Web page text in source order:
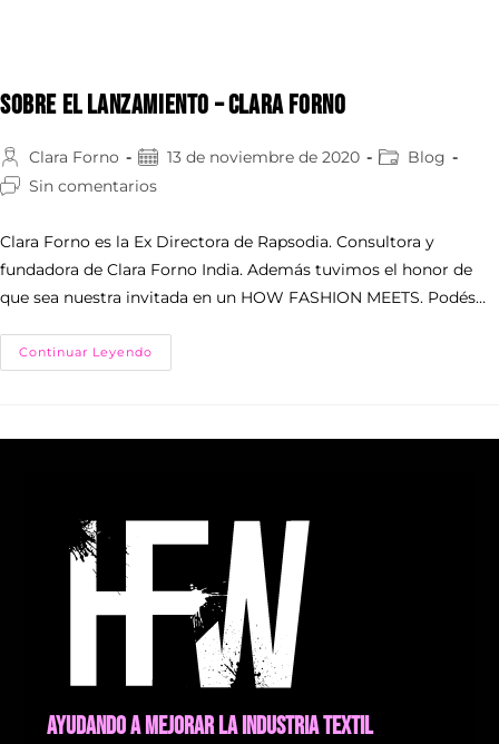
Sobre el Lanzamiento – Clara Forno
Clara Forno 13 de noviembre de 2020
Blog
Sin comentarios
Clara Forno es la Ex Directora de Rapsodia. Consultora y
fundadora de Clara Forno India. Además tuvimos el honor de
que sea nuestra invitada en un HOW FASHION MEETS. Podés…
Continuar Leyendo
AYUDANDO A MEJORAR LA INDUSTRIA TEXTIL